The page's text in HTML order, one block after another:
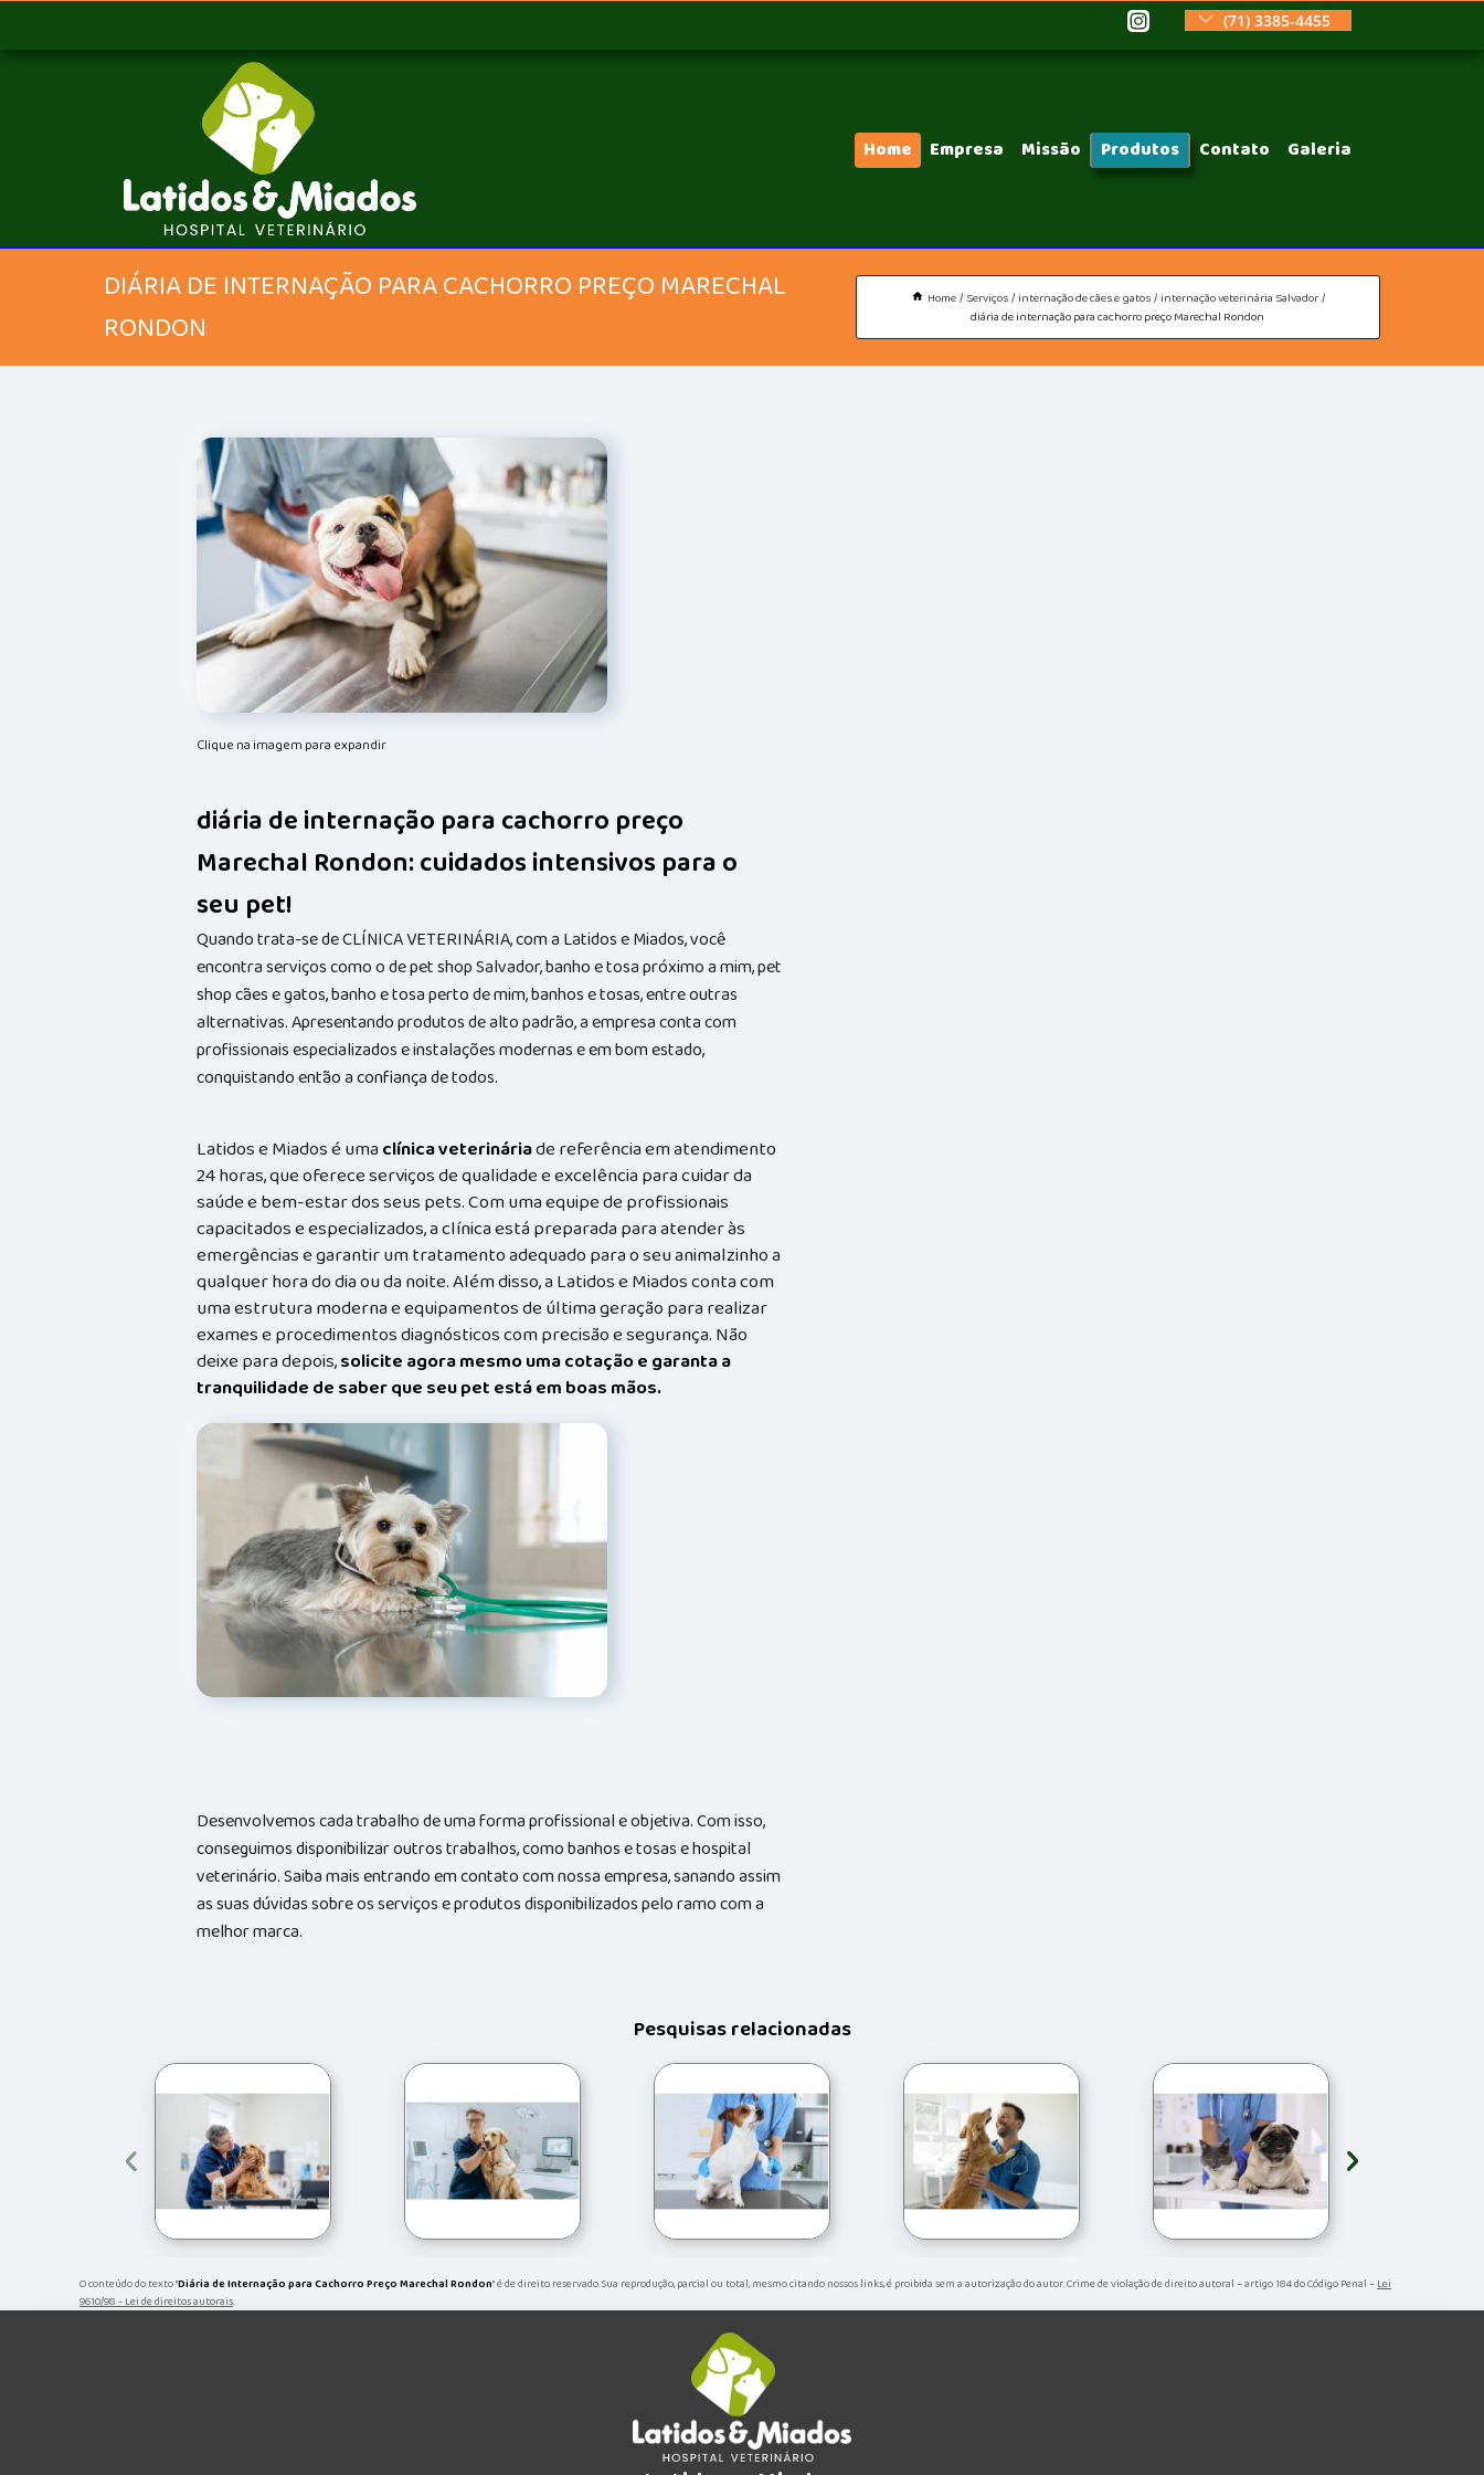
(71) 3385-4455
Home Empresa Missão Produtos Contato Galeria
DIÁRIA DE INTERNAÇÃO PARA CACHORRO PREÇO MARECHAL
RONDON
Home Serviços internação de cães e gatos
internação veterinária Salvador
diária de internação para cachorro preço Marechal Rondon
Clique na imagem para expandir
diária de internação para cachorro preço
Marechal Rondon: cuidados intensivos para o
seu pet!
Quando trata-se de CLÍNICA VETERINÁRIA, com a Latidos e Miados, você
encontra serviços como o de pet shop Salvador, banho e tosa próximo a mim, pet
shop cães e gatos, banho e tosa perto de mim, banhos e tosas, entre outras
alternativas. Apresentando produtos de alto padrão, a empresa conta com
profissionais especializados e instalações modernas e em bom estado,
conquistando então a confiança de todos.
Latidos e Miados é umaclínica veterináriade referência em atendimento
24 horas, que oferece serviços de qualidade e excelência para cuidar da
saúde e bem-estar dos seus pets. Com uma equipe de profissionais
capacitados e especializados, a clínica está preparada para atender às
emergências e garantir um tratamento adequado para o seu animalzinho a
qualquer hora do dia ou da noite. Além disso, a Latidos e Miados conta com
uma estrutura moderna e equipamentos de última geração para realizar
exames e procedimentos diagnósticos com precisão e segurança. Não
deixe para depois,solicite agora mesmo uma cotação e garanta a
tranquilidade de saber que seu pet está em boas mãos.
Desenvolvemos cada trabalho de uma forma profissional e objetiva. Com isso,
conseguimos disponibilizar outros trabalhos, como banhos e tosas e hospital
veterinário. Saiba mais entrando em contato com nossa empresa, sanando assim
as suas dúvidas sobre os serviços e produtos disponibilizados pelo ramo com a
melhor marca.
Pesquisas relacionadas
‹ ›
O conteúdo do texto "Diária de Internação para Cachorro Preço Marechal Rondon" é de direito reservado. Sua reprodução, parcial ou total, mesmo citando nossos links, é proibida sem a autorização do autor. Crime de violação de direito autoral – artigo 184 do Código Penal –Lei
9610/98 - Lei de direitos autorais.